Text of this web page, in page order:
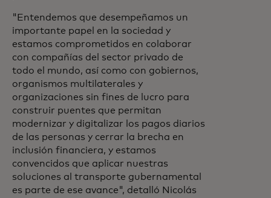
"Entendemos que desempeñamos un
importante papel en la sociedad y
estamos comprometidos en colaborar
con compañías del sector privado de
todo el mundo, así como con gobiernos,
organismos multilaterales y
organizaciones sin fines de lucro para
construir puentes que permitan
modernizar y digitalizar los pagos diarios
de las personas y cerrar la brecha en
inclusión financiera, y estamos
convencidos que aplicar nuestras
soluciones al transporte gubernamental
es parte de ese avance", detalló Nicolás